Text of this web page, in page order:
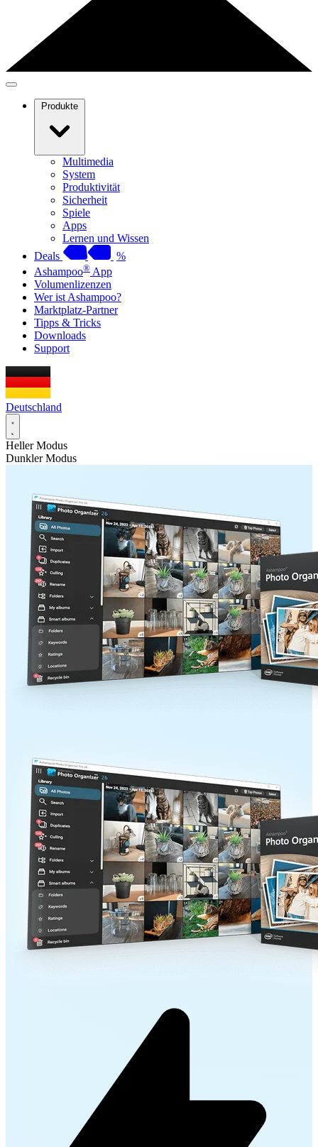
Produkte
Multimedia
System
Produktivität
Sicherheit
Spiele
Apps
Lernen und Wissen
Deals
%
Ashampoo® App
Volumenlizenzen
Wer ist Ashampoo?
Marktplatz-Partner
Tipps & Tricks
Downloads
Support
Deutschland
Heller Modus
Dunkler Modus